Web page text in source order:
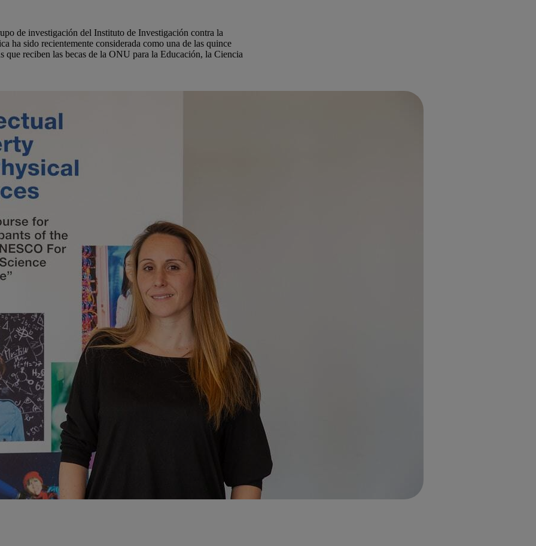
de investigación del Instituto de Investigación contra la
ha sido recientemente considerada como una de las quince
que reciben las becas de la ONU para la Educación, la Ciencia